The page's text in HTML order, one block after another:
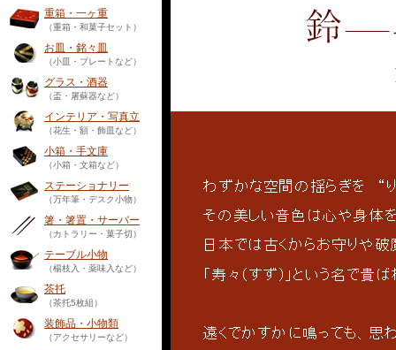
重箱・一ヶ重
（重箱・和菓子セット）
お皿・銘々皿
（小皿・プレートなど）
グラス・酒器
（盃・屠蘇器など）
インテリア・写真立
（花生・額・飾皿など）
小箱・手文庫
（小箱・文箱など）
ステーショナリー
（万年筆・デスク小物）
箸・箸置・サーバー
（カトラリー・菓子切）
テーブル小物
（楊枝入・薬味入など）
茶托
（茶托5枚組）
装飾品・小物類
（アクセサリーなど）